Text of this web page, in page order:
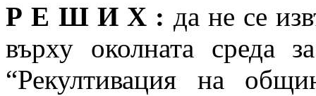
Р Е Ш И Х : да не се
върху околната среда
“Рекултивация на